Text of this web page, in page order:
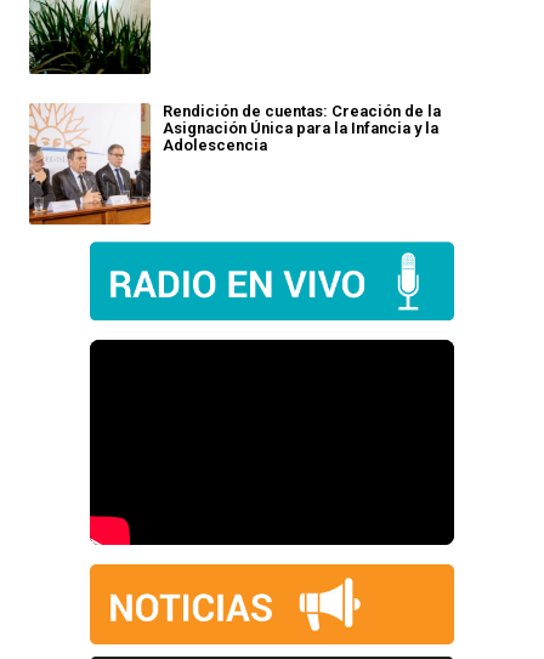
Rendición de cuentas: Creación de la
Asignación Única para la Infancia y la
Adolescencia